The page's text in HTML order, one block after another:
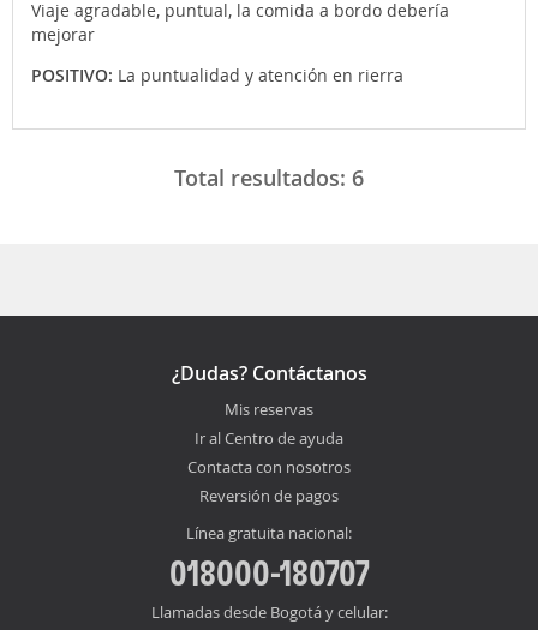
Viaje agradable, puntual, la comida a bordo debería
mejorar
POSITIVO: La puntualidad y atención en rierra
Total resultados: 6
¿Dudas? Contáctanos
Mis reservas
Ir al Centro de ayuda
Contacta con nosotros
Reversión de pagos
Línea gratuita nacional:
018000-180707
Llamadas desde Bogotá y celular: